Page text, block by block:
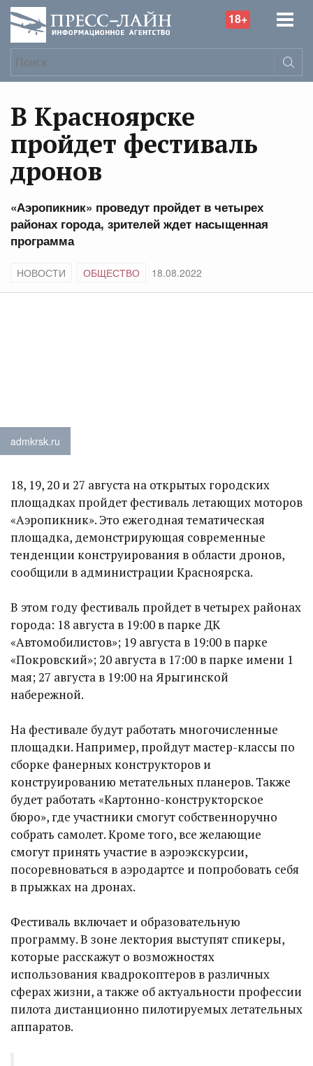
18+
В Красноярске
пройдет фестиваль
дронов
«Аэропикник» проведут пройдет в четырех
районах города, зрителей ждет насыщенная
программа
НОВОСТИ ОБЩЕСТВО 18.08.2022
admkrsk.ru
18, 19, 20 и 27 августа на открытых городских
площадках пройдет фестиваль летающих моторов
«Аэропикник». Это ежегодная тематическая
площадка, демонстрирующая современные
тенденции конструирования в области дронов,
сообщили в администрации Красноярска.
​В этом году фестиваль пройдет в четырех районах
города: 18 августа в 19:00 в парке ДК
«Автомобилистов»; 19 августа в 19:00 в парке
«Покровский»; 20 августа в 17:00 в парке имени 1
мая; 27 августа в 19:00 на Ярыгинской
набережной.
На фестивале будут работать многочисленные
площадки. Например, пройдут мастер-классы по
сборке фанерных конструкторов и
конструированию метательных планеров. Также
будет работать «Картонно-конструкторское
бюро», где участники смогут собственноручно
собрать самолет. Кроме того, все желающие
смогут принять участие в аэроэкскурсии,
посоревноваться в аэродартсе и попробовать себя
в прыжках на дронах.
Фестиваль включает и образовательную
программу. В зоне лектория выступят спикеры,
которые расскажут о возможностях
использования квадрокоптеров в различных
сферах жизни, а также об актуальности профессии
пилота дистанционно пилотируемых летательных
аппаратов.